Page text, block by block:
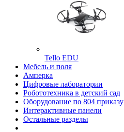
Tello EDU
Мебель и поля
Амперка
Цифровые лаборатории
Робототехника в детский сад
Оборудование по 804 приказу
Интерактивные панели
Остальные разделы